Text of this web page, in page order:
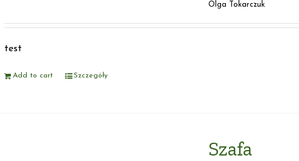
Olga Tokarczuk
test
Add to cart Szczegóły
Szafa